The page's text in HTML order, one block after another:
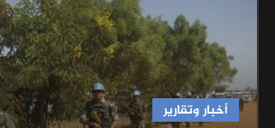
أخبار وتقارير